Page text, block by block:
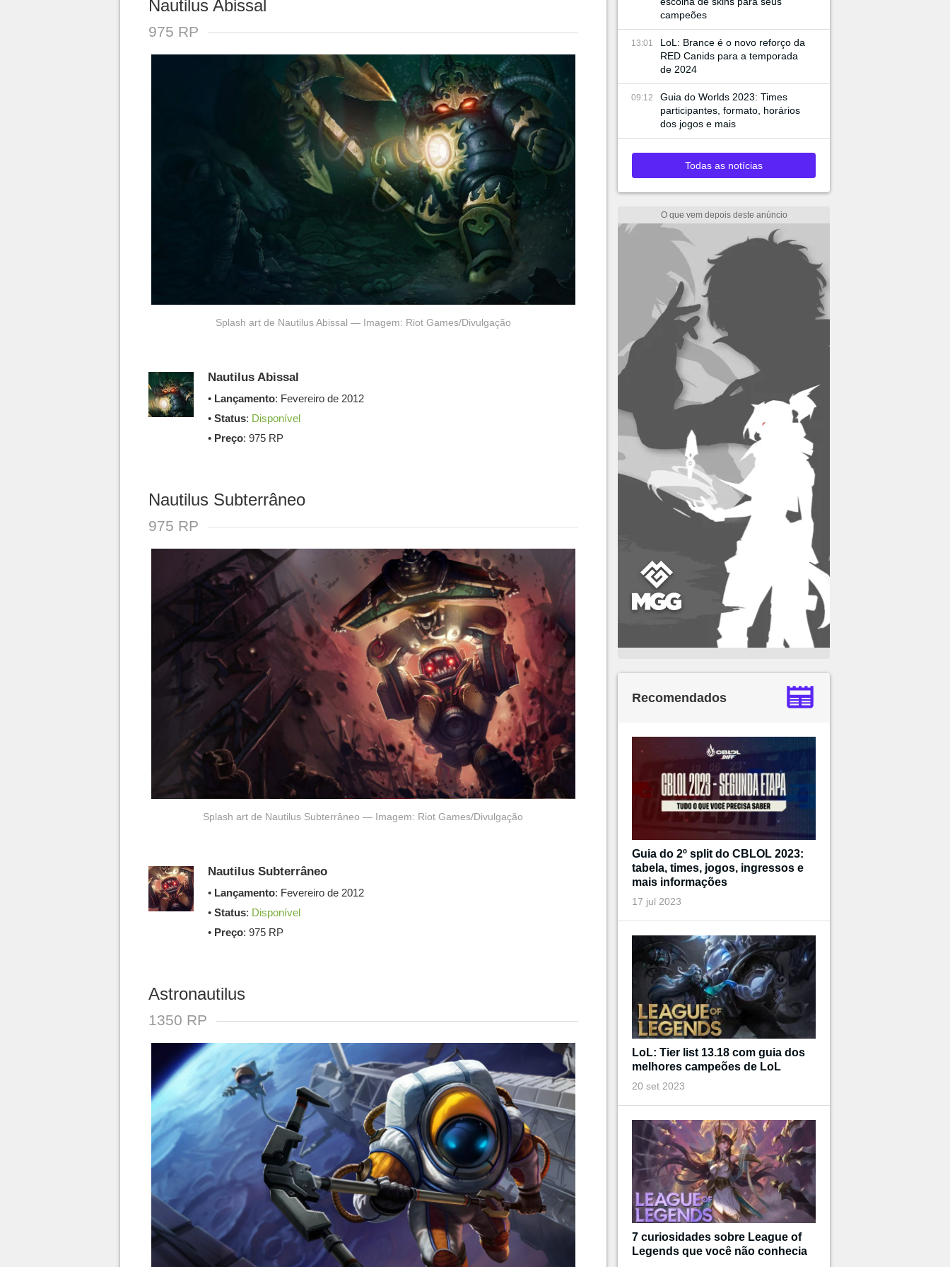
Nautilus Abissal
975 RP
Splash art de Nautilus Abissal — Imagem: Riot Games/Divulgação
Nautilus Abissal
• Lançamento: Fevereiro de 2012
• Status: Disponível
• Preço: 975 RP
Nautilus Subterrâneo
975 RP
Splash art de Nautilus Subterrâneo — Imagem: Riot Games/Divulgação
Nautilus Subterrâneo
• Lançamento: Fevereiro de 2012
• Status: Disponível
• Preço: 975 RP
Astronautilus
1350 RP
campeões
13:01
LoL: Brance é o novo reforço da
RED Canids para a temporada
de 2024
09:12
Guia do Worlds 2023: Times
participantes, formato, horários
dos jogos e mais
Todas as notícias
Recomendados
Guia do 2º split do CBLOL 2023:
tabela, times, jogos, ingressos e
mais informações
17 jul 2023
LoL: Tier list 13.18 com guia dos
melhores campeões de LoL
20 set 2023
7 curiosidades sobre League of
Legends que você não conhecia